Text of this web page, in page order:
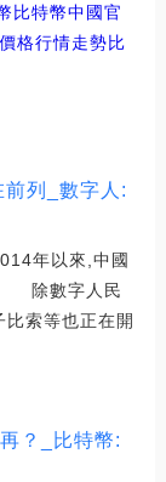
比特幣中國官
格行情走勢比
列_數字人:
以來,中國
除數字人民
索等也正在開
？_比特幣: